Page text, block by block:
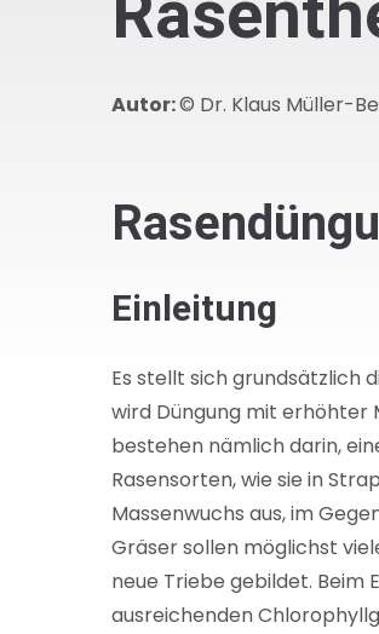
Autor:© Dr. Klaus Müller-
Einleitung
Es stellt sich grundsätzlich
wird Düngung mit erhöhter
bestehen nämlich darin,
Rasensorten, wie sie in
Massenwuchs aus, im
Gräser sollen möglichst
neue Triebe gebildet.
ausreichenden